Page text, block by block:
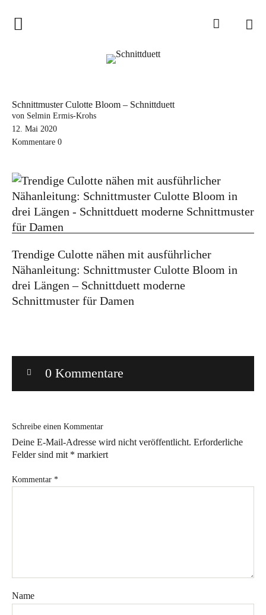
Home
Schnittduett Magazin
Sewalong
Stoffempfehlungen
Tipps zur Schnittanpassung
Wir sagen Danke und Good
Bye!
Schnittmuster Culotte Bloom – Schnittduett
von Selmin Ermis-Krohs
12. Mai 2020
Kommentare 0
Trendige Culotte nähen mit ausführlicher
Nähanleitung: Schnittmuster Culotte Bloom in
drei Längen – Schnittduett moderne
Schnittmuster für Damen
0 Kommentare
Schreibe einen Kommentar
Deine E-Mail-Adresse wird nicht veröffentlicht. Erforderliche
Felder sind mit * markiert
Kommentar *
Name